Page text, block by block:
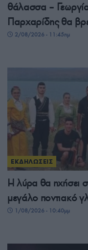
θάλασσα –
Παρχαρίδης θα
2/08/2026 - 11:45πμ
ΕΚΔΗΛΩΣΕΙΣ
Η λύρα θα ηχήσει
μεγάλο ποντιακό
1/08/2026 - 10:40μμ